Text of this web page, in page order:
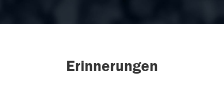
Erinnerungen